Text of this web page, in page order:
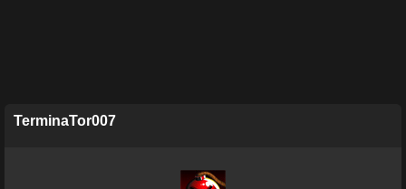
TerminaTor007